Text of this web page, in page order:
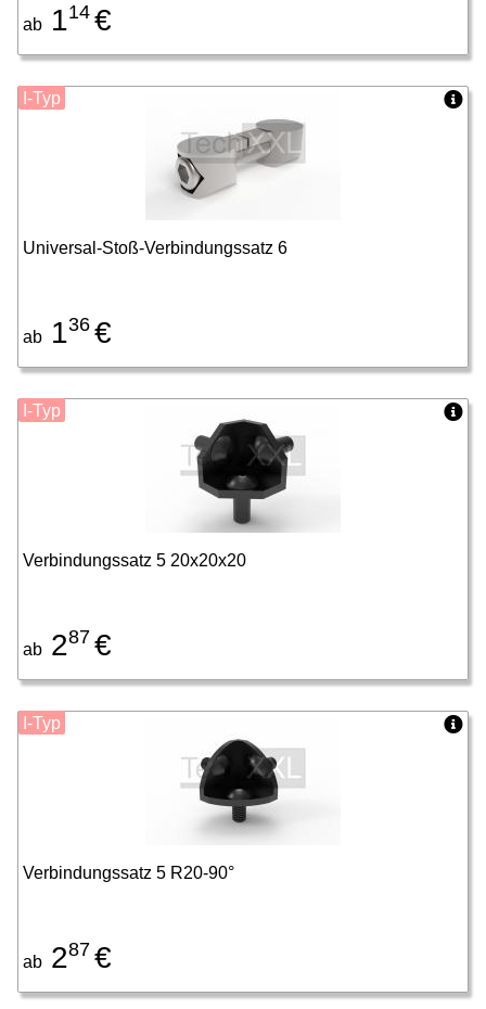
ab 114 €
Universal-Stoß-Verbindungssatz 6
ab 136 €
I-Typ
Verbindungssatz 5 20x20x20
ab 287 €
I-Typ
Verbindungssatz 5 R20-90°
ab 287 €
I-Typ